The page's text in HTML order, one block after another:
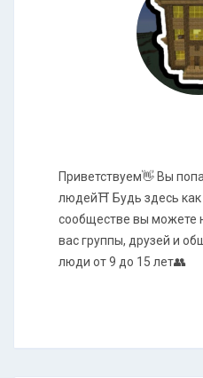
Приветствуем👋 Вы
людей⛩ Будь здесь
сообществе вы можете
вас группы, друзей и
люди от 9 до 15 лет👥